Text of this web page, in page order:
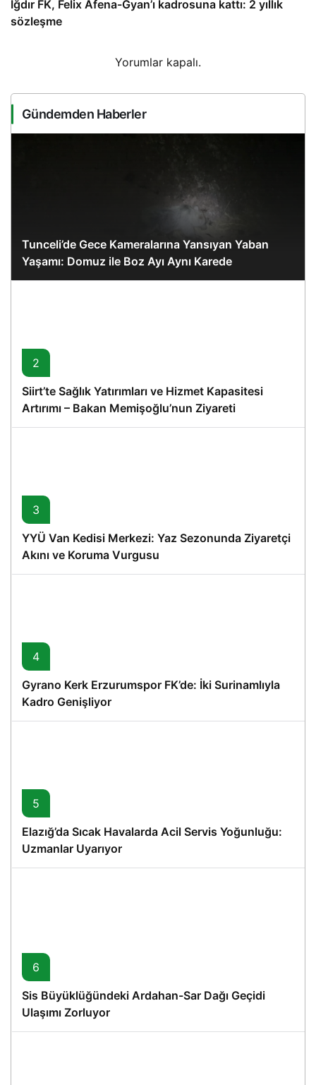
Iğdır FK, Felix Afena-Gyan’ı kadrosuna kattı: 2 yıllık
sözleşme
Yorumlar kapalı.
Gündemden Haberler
Tunceli’de Gece Kameralarına Yansıyan Yaban
Yaşamı: Domuz ile Boz Ayı Aynı Karede
2
Siirt’te Sağlık Yatırımları ve Hizmet Kapasitesi
Artırımı – Bakan Memişoğlu’nun Ziyareti
3
YYÜ Van Kedisi Merkezi: Yaz Sezonunda Ziyaretçi
Akını ve Koruma Vurgusu
4
Gyrano Kerk Erzurumspor FK’de: İki Surinamlıyla
Kadro Genişliyor
5
Elazığ’da Sıcak Havalarda Acil Servis Yoğunluğu:
Uzmanlar Uyarıyor
6
Sis Büyüklüğündeki Ardahan-Sar Dağı Geçidi
Ulaşımı Zorluyor